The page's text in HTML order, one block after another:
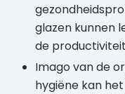
glazen kunnen
de
Imago van de
hygiëne kan